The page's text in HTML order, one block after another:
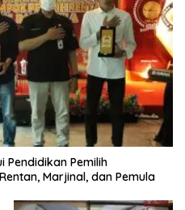
Pendidikan Pemilih
Marjinal, dan Pemula